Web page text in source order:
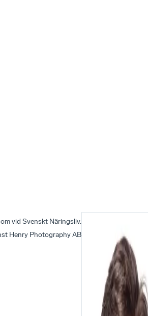
vid Svenskt Näringsliv.
Henry Photography AB